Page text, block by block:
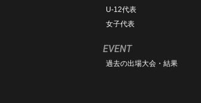
U-12代表
女子代表
EVENT
過去の出場大会・結果